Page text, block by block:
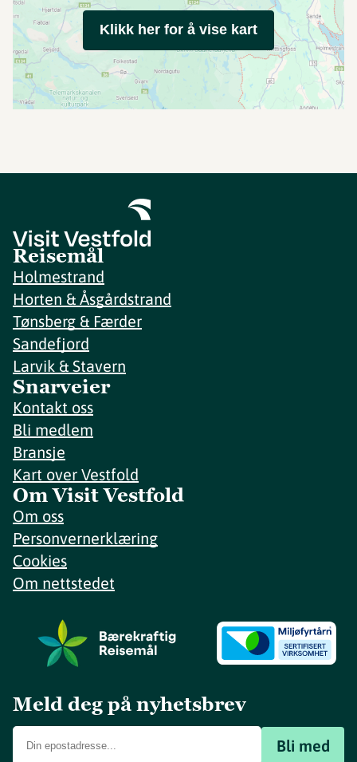
Klikk her for å vise kart
Reisemål
Holmestrand
Horten & Åsgårdstrand
Tønsberg & Færder
Sandefjord
Larvik & Stavern
Snarveier
Kontakt oss
Bli medlem
Bransje
Kart over Vestfold
Om Visit Vestfold
Om oss
Personvernerklæring
Cookies
Om nettstedet
Meld deg på nyhetsbrev
Bli med